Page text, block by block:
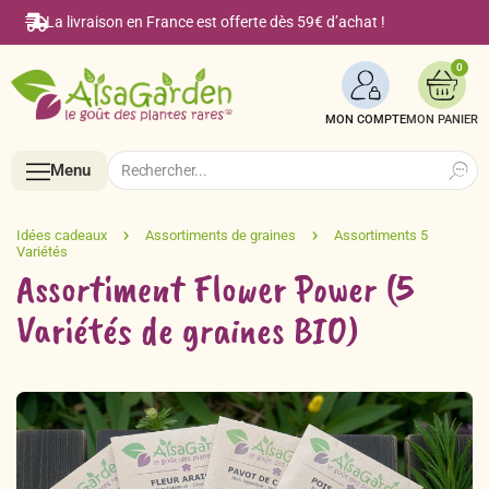
La livraison en France est offerte dès 59€ d’achat !
MON COMPTE
0
Menu
Menu
Accueil
Boutique en ligne
Semences BIO de A à Z
Le Blog Alsagarden
Search
for:
Assortiment Flower Power (5
Variétés de graines BIO)